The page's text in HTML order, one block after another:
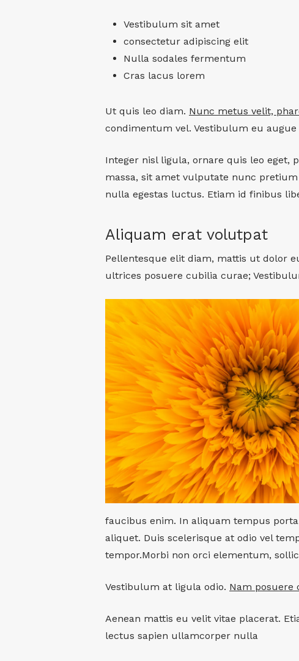
Vestibulum sit amet
consectetur adipiscing elit
Nulla sodales fermentum
Cras lacus lorem
Ut quis leo diam. Nunc metus velit,
condimentum vel. Vestibulum eu augue
Integer nisl ligula, ornare quis leo eget,
massa, sit amet vulputate nunc
nulla egestas luctus. Etiam id finibus
Aliquam erat volutpat
Pellentesque elit diam, mattis ut dolor
ultrices posuere cubilia curae;
faucibus enim. In aliquam tempus
aliquet. Duis scelerisque at odio vel
tempor.Morbi non orci elementum,
Vestibulum at ligula odio. Nam
Aenean mattis eu velit vitae placerat.
lectus sapien ullamcorper nulla